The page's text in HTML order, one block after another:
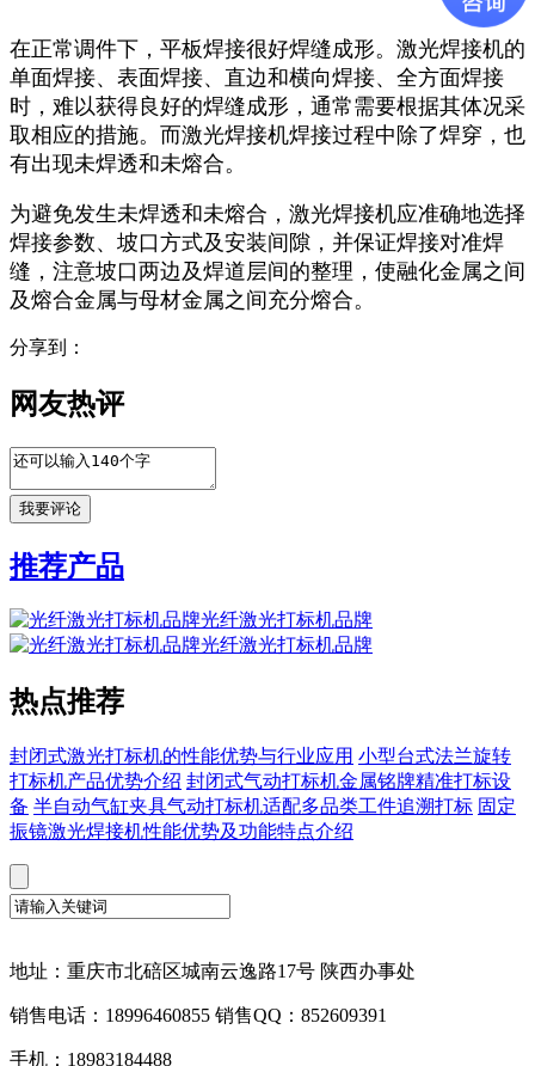
在正常调件下，平板焊接很好焊缝成形。激光焊接机的
单面焊接、表面焊接、直边和横向焊接、全方面焊接
时，难以获得良好的焊缝成形，通常需要根据其体况采
取相应的措施。而激光焊接机焊接过程中除了焊穿，也
有出现未焊透和未熔合。
为避免发生未焊透和未熔合，激光焊接机应准确地选择
焊接参数、坡口方式及安装间隙，并保证焊接对准焊
缝，注意坡口两边及焊道层间的整理，使融化金属之间
及熔合金属与母材金属之间充分熔合。
分享到：
网友热评
推荐产品
光纤激光打标机品牌
光纤激光打标机品牌
热点推荐
封闭式激光打标机的性能优势与行业应用 小型台式法兰旋转
打标机产品优势介绍 封闭式气动打标机金属铭牌精准打标设
备 半自动气缸夹具气动打标机适配多品类工件追溯打标 固定
振镜激光焊接机性能优势及功能特点介绍
地址：重庆市北碚区城南云逸路17号 陕西办事处
销售电话：18996460855 销售QQ：852609391
手机：18983184488